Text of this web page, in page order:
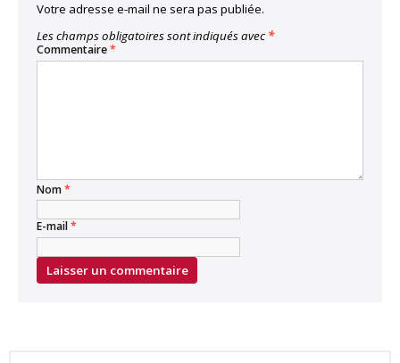
Votre adresse e-mail ne sera pas publiée.
Les champs obligatoires sont indiqués avec *
Commentaire*
Nom*
E-mail*